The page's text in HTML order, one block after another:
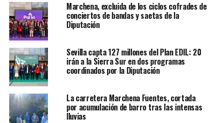
Marchena, excluida de los ciclos cofrades de
conciertos de bandas y saetas de la
Diputación
Sevilla capta 127 millones del Plan EDIL: 20
irán a la Sierra Sur en dos programas
coordinados por la Diputación
La carretera Marchena Fuentes, cortada
por acumulación de barro tras las intensas
lluvias